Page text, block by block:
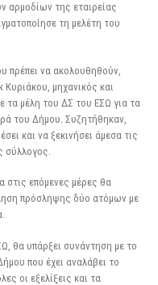
αρμοδίων της εταιρείας
τη μελέτη του
πρέπει να ακολουθηθούν,
μηχανικός και
τα μέλη του ΔΣ του ΕΣΩ για τα
του Δήμου. Συζητήθηκαν,
και να ξεκινήσει άμεσα τις
σύλλογος.
στις επόμενες μέρες θα
πρόσληψης δύο ατόμων με
θα υπάρξει συνάντηση με το
που έχει αναλάβει το
οι εξελίξεις και τα